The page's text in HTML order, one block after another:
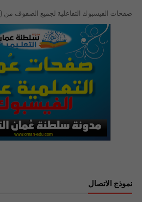
صفحات الفيسبوك التفاعلية لجميع الصفوف من (1-12 )
نموذج الاتصال